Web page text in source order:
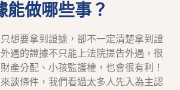
能做哪些事？
想要拿到證據，卻不一定清楚拿到證
遇的證據不只能上法院提告外遇，很
產分配、小孩監護權，也會很有利！
談條件，我們看過太多人先入為主認